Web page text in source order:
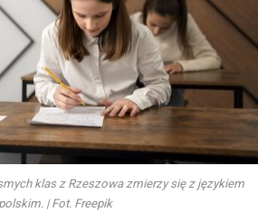
klas z Rzeszowa zmierzy się z językiem
polskim. | Fot. Freepik